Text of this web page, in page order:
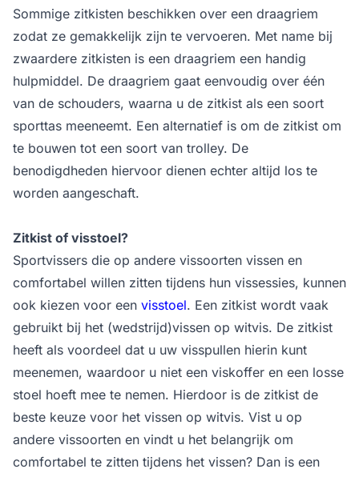
Sommige zitkisten beschikken over een draagriem
zodat ze gemakkelijk zijn te vervoeren. Met name bij
zwaardere zitkisten is een draagriem een handig
hulpmiddel. De draagriem gaat eenvoudig over één
van de schouders, waarna u de zitkist als een soort
sporttas meeneemt. Een alternatief is om de zitkist om
te bouwen tot een soort van trolley. De
benodigdheden hiervoor dienen echter altijd los te
worden aangeschaft.
Zitkist of visstoel?
Sportvissers die op andere vissoorten vissen en
comfortabel willen zitten tijdens hun vissessies, kunnen
ook kiezen voor een visstoel. Een zitkist wordt vaak
gebruikt bij het (wedstrijd)vissen op witvis. De zitkist
heeft als voordeel dat u uw visspullen hierin kunt
meenemen, waardoor u niet een viskoffer en een losse
stoel hoeft mee te nemen. Hierdoor is de zitkist de
beste keuze voor het vissen op witvis. Vist u op
andere vissoorten en vindt u het belangrijk om
comfortabel te zitten tijdens het vissen? Dan is een